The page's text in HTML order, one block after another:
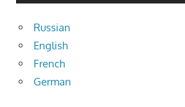
Russian
English
French
German